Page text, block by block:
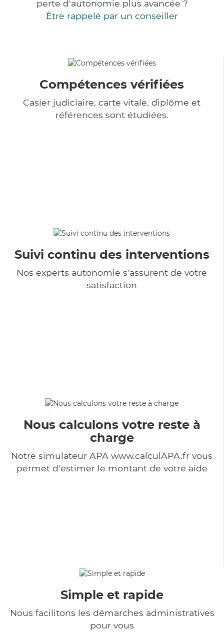
perte d'autonomie plus avancée ?
Être rappelé par un conseiller
Compétences vérifiées
Casier judiciaire, carte vitale, diplôme et
références sont étudiées.
Suivi continu des interventions
Nos experts autonomie s'assurent de votre
satisfaction
Nous calculons votre reste à
charge
Notre simulateur APA www.calculAPA.fr vous
permet d'estimer le montant de votre aide
Simple et rapide
Nous facilitons les démarches administratives
pour vous